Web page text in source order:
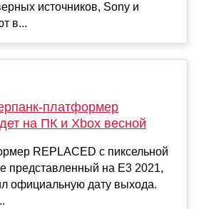
источников, Sony и
в...
платформер
на ПК и Xbox весной
REPLACED с пиксельной
представленный на E3 2021,
официальную дату выхода.